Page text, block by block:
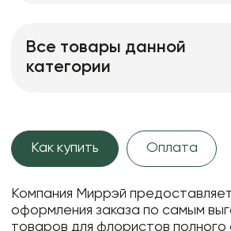
Все товары данной
категории
Как купить Оплата
Компания Миррэй
оформления заказа по самым
товаров для флористов полного